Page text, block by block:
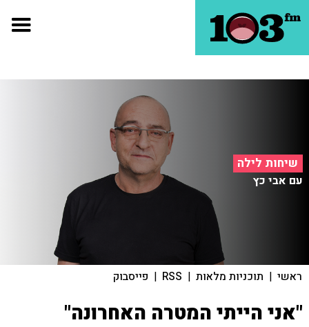
שיחות לילה
עם אבי כץ
ראשי | תוכניות מלאות |
RSS
| פייסבוק
"אני הייתי המטרה האחרונה"